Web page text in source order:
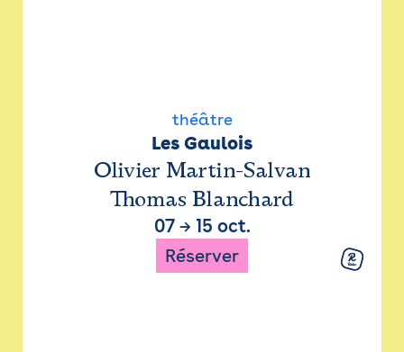
théâtre
Les Gaulois
Olivier Martin-Salvan
Thomas Blanchard
07→ 15 oct.
Réserver